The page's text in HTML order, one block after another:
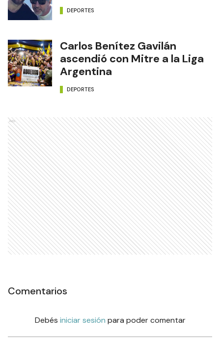
DEPORTES
Carlos Benítez Gavilán
ascendió con Mitre a la Liga
Argentina
DEPORTES
Ads
Comentarios
Debés iniciar sesión para poder comentar